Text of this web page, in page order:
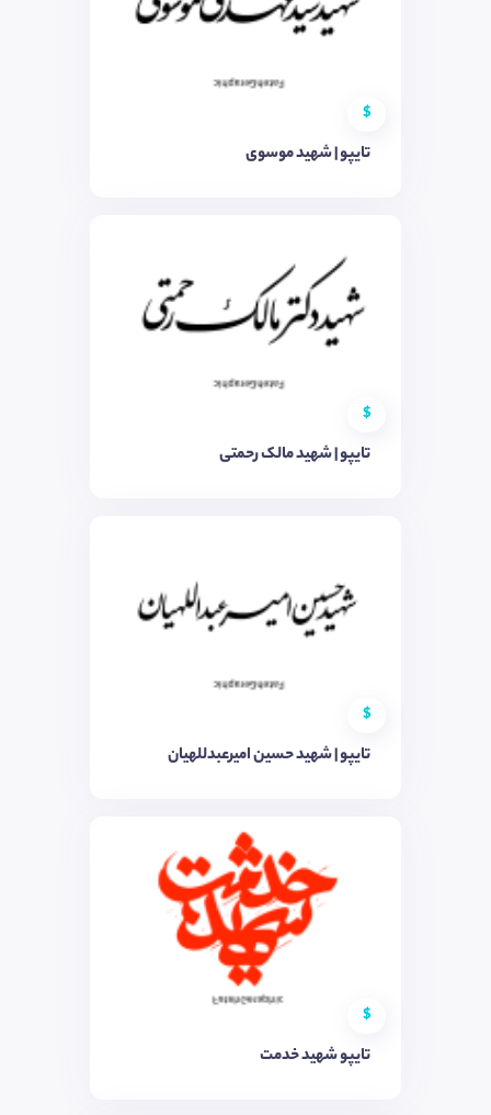
$
تایپو | شهید موسوی
$
تایپو | شهید مالک رحمتی
$
تایپو | شهید حسین امیرعبدللهیان
$
تایپو شهید خدمت